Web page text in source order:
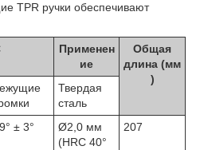
TPR ручки обеспечивают
Применен
ие
Общая
длина (мм
)
Твердая
сталь
± 3°
Ø2,0 мм
(HRC 40°
207